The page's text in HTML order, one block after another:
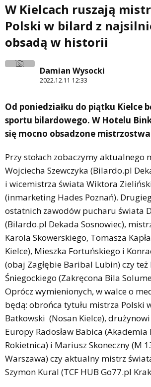
W Kielcach ruszają
Polski w bilard z
obsadą w historii
Damian Wysocki
2022.12.11 12:33
Od poniedziałku do piątku Kielce
sportu bilardowego. W Hotelu
się mocno obsadzone
Przy stołach zobaczymy aktualnego
Wojciecha Szewczyka (Bilardo.pl
i wicemistrza świata Wiktora
(inmarketing Hades Poznań).
ostatnich zawodów pucharu świata
(Bilardo.pl Dekada Sosnowiec),
Karola Skowerskiego, Tomasza
Kielce), Mieszka Fortuńskiego i
(obaj Zagłębie Baribal Lubin) czy
Śniegockiego (Zakręcona Bila
Oprócz wymienionych, w walce o
będą: obrońca tytułu mistrza Polski
Batkowski (Nosan Kielce),
Europy Radosław Babica
Rokietnica) i Mariusz Skoneczny (M
Warszawa) czy aktualny mistrz
Szymon Kural (TCF HUB Go77.pl